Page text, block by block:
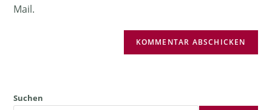
Mail.
Suchen